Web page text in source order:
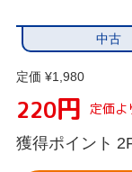
中古
定価 ¥1,980
220円 定価よ
獲得ポイント